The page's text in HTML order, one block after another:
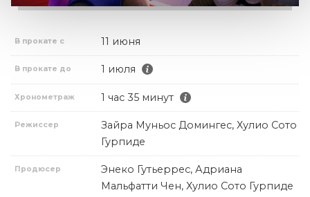
В прокате с 11 июня
В прокате до 1 июля
Хронометраж 1 час 35 минут
Режиссер
Зайра Муньос Домингес, Хулио Сото
Гурпиде
Продюсер
Энеко Гутьеррес, Адриана
Мальфатти Чен, Хулио Сото Гурпиде